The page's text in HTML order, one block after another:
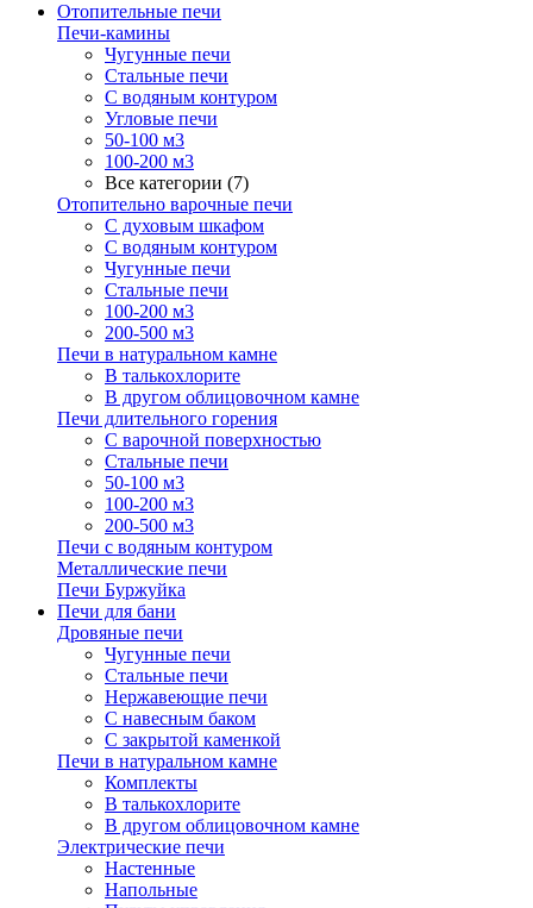
Отопительные печи
Печи-камины
Чугунные печи
Стальные печи
С водяным контуром
Угловые печи
50-100 м3
100-200 м3
Все категории (7)
Отопительно варочные печи
С духовым шкафом
С водяным контуром
Чугунные печи
Стальные печи
100-200 м3
200-500 м3
Печи в натуральном камне
В талькохлорите
В другом облицовочном камне
Печи длительного горения
С варочной поверхностью
Стальные печи
50-100 м3
100-200 м3
200-500 м3
Печи с водяным контуром
Металлические печи
Печи Буржуйка
Печи для бани
Дровяные печи
Чугунные печи
Стальные печи
Нержавеющие печи
С навесным баком
С закрытой каменкой
Печи в натуральном камне
Комплекты
В талькохлорите
В другом облицовочном камне
Электрические печи
Настенные
Напольные